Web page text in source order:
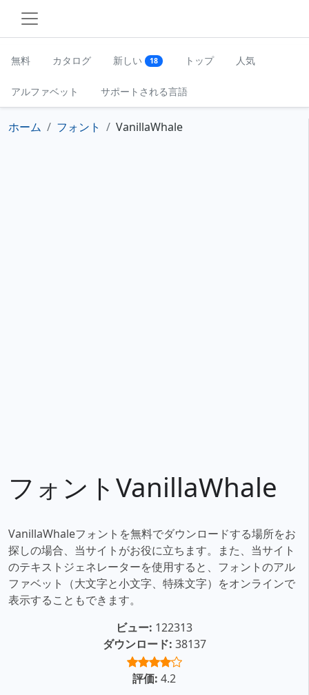
無料 カタログ 新しい 18 トップ 人気
アルファベット サポートされる言語
ホーム フォント VanillaWhale
フォントVanillaWhale
VanillaWhaleフォントを無料でダウンロードする場所をお
探しの場合、当サイトがお役に立ちます。また、当サイト
のテキストジェネレーターを使用すると、フォントのアル
ファベット（大文字と小文字、特殊文字）をオンラインで
表示することもできます。
ビュー: 122313
ダウンロード: 38137
評価: 4.2